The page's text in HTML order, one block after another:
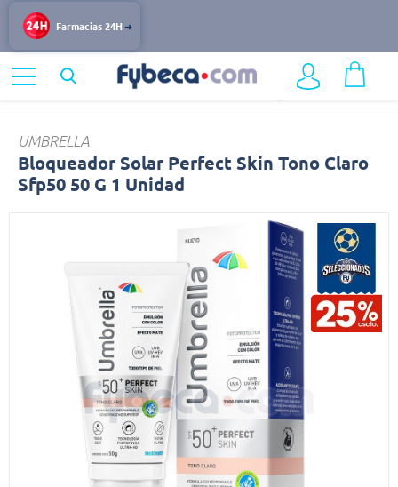
Farmacias 24H
Dermocosmética Bloqueador
UMBRELLA
Bloqueador Solar Perfect Skin Tono Claro
Sfp50 50 G 1 Unidad